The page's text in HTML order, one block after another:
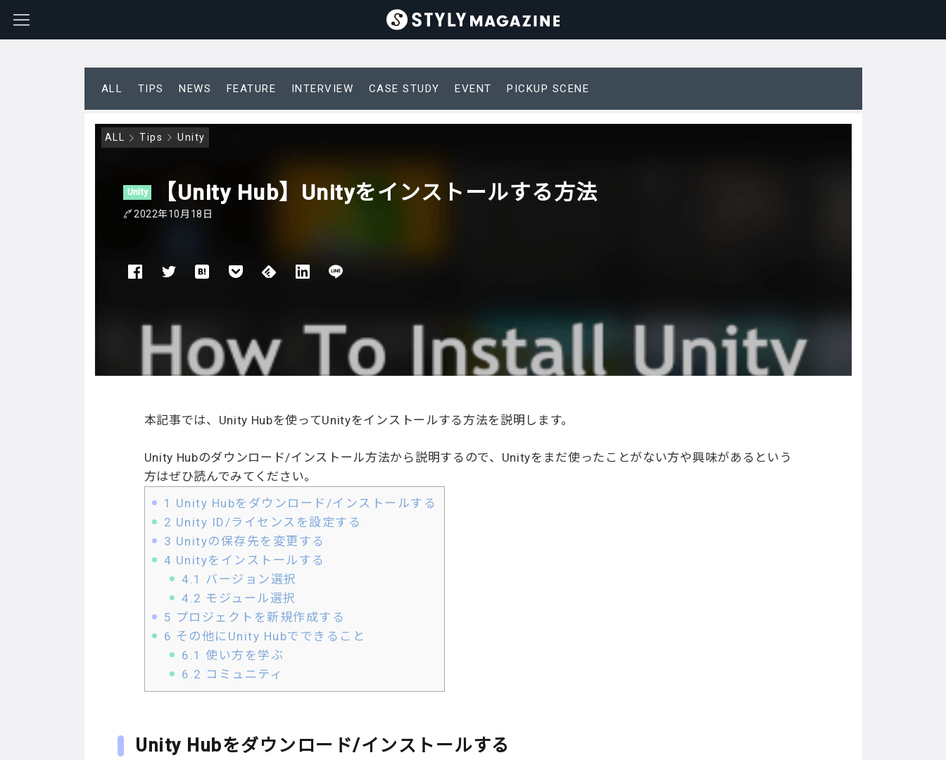
ALL TIPS NEWS FEATURE INTERVIEW CASE STUDY EVENT PICKUP SCENE
ALL Tips Unity
Unity 【Unity Hub】Unityをインストールする方法
2022年10月18日
本記事では、Unity Hubを使ってUnityをインストールする方法を説明します。
Unity Hubのダウンロード/インストール方法から説明するので、Unityをまだ使ったことがない方や興味があるという
方はぜひ読んでみてください。
1 Unity Hubをダウンロード/インストールする
2 Unity ID/ライセンスを設定する
3 Unityの保存先を変更する
4 Unityをインストールする
4.1 バージョン選択
4.2 モジュール選択
5 プロジェクトを新規作成する
6 その他にUnity Hubでできること
6.1 使い方を学ぶ
6.2 コミュニティ
Unity Hubをダウンロード/インストールする